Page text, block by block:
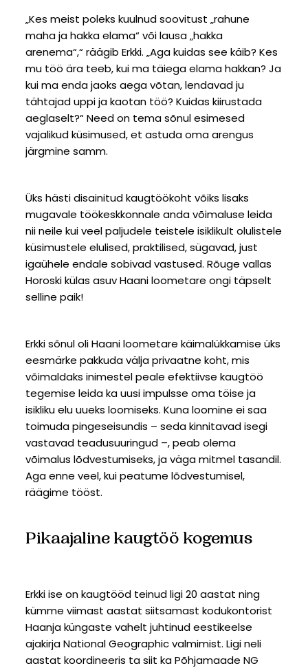
„Kes meist poleks kuulnud soovitust „rahune
maha ja hakka elama“ või lausa „hakka
arenema“,“ räägib Erkki. „Aga kuidas see käib? Kes
mu töö ära teeb, kui ma täiega elama hakkan? Ja
kui ma enda jaoks aega võtan, lendavad ju
tähtajad uppi ja kaotan töö? Kuidas kiirustada
aeglaselt?“ Need on tema sõnul esimesed
vajalikud küsimused, et astuda oma arengus
järgmine samm.
Üks hästi disainitud kaugtöökoht võiks lisaks
mugavale töökeskkonnale anda võimaluse leida
nii neile kui veel paljudele teistele isiklikult olulistele
küsimustele elulised, praktilised, sügavad, just
igaühele endale sobivad vastused. Rõuge vallas
Horoski külas asuv Haani loometare ongi täpselt
selline paik!
Erkki sõnul oli Haani loometare käimalükkamise üks
eesmärke pakkuda välja privaatne koht, mis
võimaldaks inimestel peale efektiivse kaugtöö
tegemise leida ka uusi impulsse oma töise ja
isikliku elu uueks loomiseks. Kuna loomine ei saa
toimuda pingeseisundis – seda kinnitavad isegi
vastavad teadusuuringud –, peab olema
võimalus lõdvestumiseks, ja väga mitmel tasandil.
Aga enne veel, kui peatume lõdvestumisel,
räägime tööst.
Pikaajaline kaugtöö kogemus
Erkki ise on kaugtööd teinud ligi 20 aastat ning
kümme viimast aastat siitsamast kodukontorist
Haanja küngaste vahelt juhtinud eestikeelse
ajakirja National Geographic valmimist. Ligi neli
aastat koordineeris ta siit ka Põhjamaade NG